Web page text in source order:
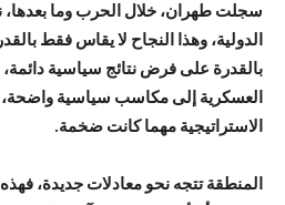
سجلت طهران، خلال الحرب وما بعدها،
الدولية، وهذا النجاح لا يقاس فقط
بالقدرة على فرض نتائج سياسية دائمة،
العسكرية إلى مكاسب سياسية واضحة،
الاستراتيجية مهما كانت ضخمة.
المنطقة تتجه نحو معادلات جديدة،